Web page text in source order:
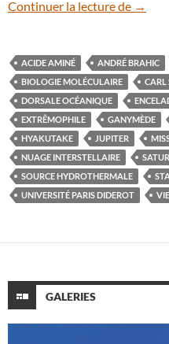
Continuer la lecture de →
ACIDE AMINÉ ANDRÉ BRAHIC
BIOLOGIE MOLÉCULAIRE
CARL
DORSALE OCÉANIQUE
EXTRÊMOPHILE
GANYMÈDE
HYAKUTAKE
JUPITER
NUAGE INTERSTELLAIRE
SOURCE HYDROTHERMALE
UNIVERSITÉ PARIS DIDEROT
GALERIES